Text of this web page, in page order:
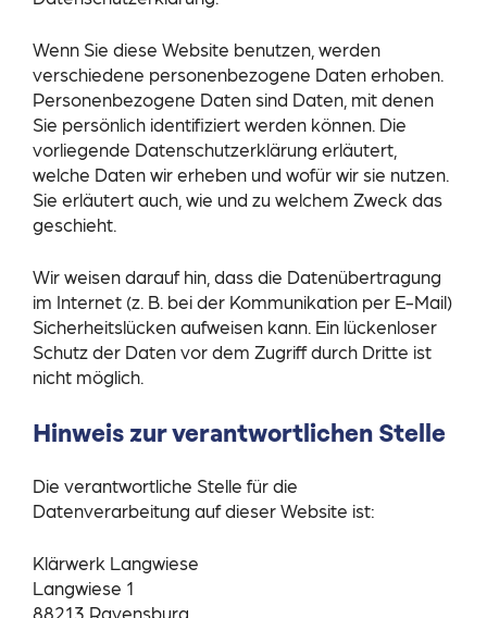
Wenn Sie diese Website benutzen, werden
verschiedene personenbezogene Daten erhoben.
Personenbezogene Daten sind Daten, mit denen
Sie persönlich identifiziert werden können. Die
vorliegende Datenschutzerklärung erläutert,
welche Daten wir erheben und wofür wir sie nutzen.
Sie erläutert auch, wie und zu welchem Zweck das
geschieht.
Wir weisen darauf hin, dass die Datenübertragung
im Internet (z. B. bei der Kommunikation per E-Mail)
Sicherheitslücken aufweisen kann. Ein lückenloser
Schutz der Daten vor dem Zugriff durch Dritte ist
nicht möglich.
Hinweis zur verantwortlichen Stelle
Die verantwortliche Stelle für die
Datenverarbeitung auf dieser Website ist:
Klärwerk Langwiese
Langwiese 1
88213 Ravensburg